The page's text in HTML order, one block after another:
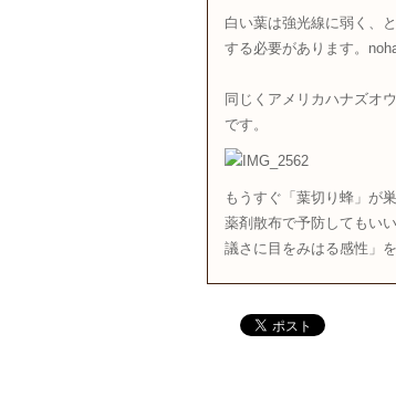
白い葉は強光線に弱く、
する必要があります。
同じくアメリカハナズオ
です。
もうすぐ「葉切り蜂」が
薬剤散布で予防してもい
議さに目をみはる感性」